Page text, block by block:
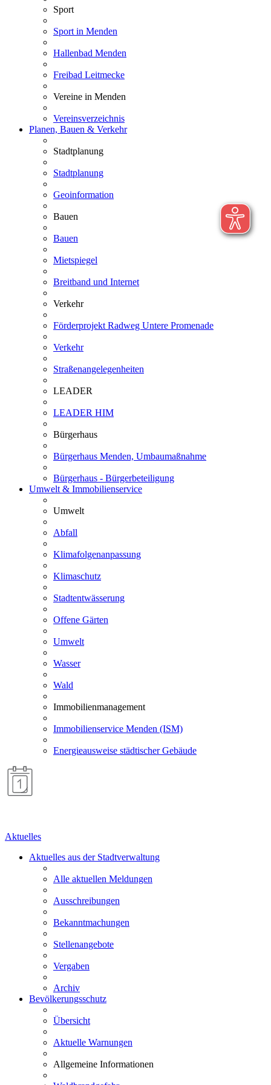
Sport
Sport in Menden
Hallenbad Menden
Freibad Leitmecke
Vereine in Menden
Vereinsverzeichnis
Planen, Bauen & Verkehr
Stadtplanung
Stadtplanung
Geoinformation
Bauen
Bauen
Mietspiegel
Breitband und Internet
Verkehr
Förderprojekt Radweg Untere Promenade
Verkehr
Straßenangelegenheiten
LEADER
LEADER HIM
Bürgerhaus
Bürgerhaus Menden, Umbaumaßnahme
Bürgerhaus - Bürgerbeteiligung
Umwelt & Immobilienservice
Umwelt
Abfall
Klimafolgenanpassung
Klimaschutz
Stadtentwässerung
Offene Gärten
Umwelt
Wasser
Wald
Immobilienmanagement
Immobilienservice Menden (ISM)
Energieausweise städtischer Gebäude
Aktuelles
Aktuelles aus der Stadtverwaltung
Alle aktuellen Meldungen
Ausschreibungen
Bekanntmachungen
Stellenangebote
Vergaben
Archiv
Bevölkerungsschutz
Übersicht
Aktuelle Warnungen
Allgemeine Informationen